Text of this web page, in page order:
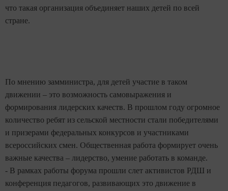
что такая организация объединяет наших детей по всей
стране.
По мнению замминистра, для детей участие в таком
движении – это возможность самовыражения и
формирования лидерских качеств. В прошлом году огромное
количество ребят из сельской местности стали победителями
и призерами федеральных конкурсов и участниками
всероссийских смен. Общественная работа формирует очень
важные качества – лидерство, умение работать в команде.
- В рамках работы форума прошли слет активистов РДШ и
конференция педагогов, развивающих это движение в